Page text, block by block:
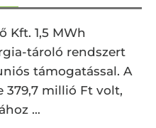
Kft. 1,5 MWh
tároló rendszert
támogatással. A
379,7 millió Ft volt,
…